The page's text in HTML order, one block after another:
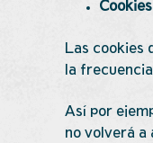
Las cookies
la
Así por
no volverá a